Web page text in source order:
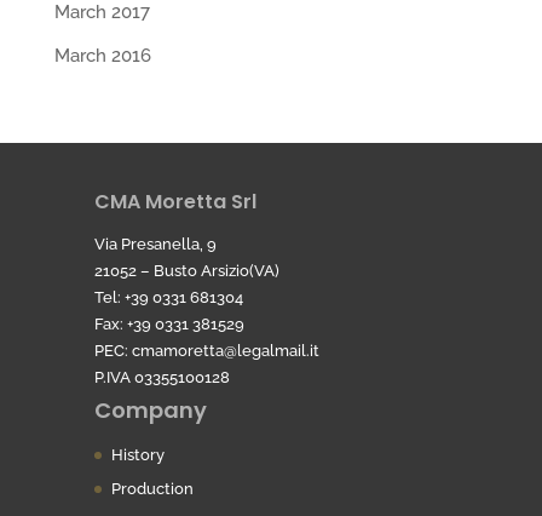
March 2017
March 2016
CMA Moretta Srl
Via Presanella, 9
21052 – Busto Arsizio(VA)
Tel: +39 0331 681304
Fax: +39 0331 381529
PEC:cmamoretta@legalmail.it
P.IVA 03355100128
Company
History
Production